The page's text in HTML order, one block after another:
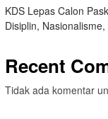
KDS Lepas Calon
Disiplin,
Recent
Tidak ada komentar